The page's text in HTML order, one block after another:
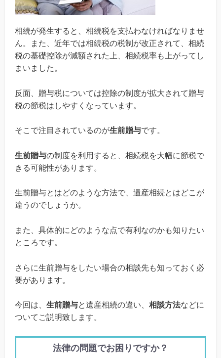
相続が発生すると、相続税を支払わなければなりませ
ん。また、近年では相続税の税制が改正されて、相続
税の基礎控除が減額された上、相続税率も上がってし
まいました。
反面、贈与税については控除の制度が拡大されて贈与
税の節税はしやすくなっています。
そこで注目されているのが生前贈与です。
生前贈与の制度を利用すると、相続税を大幅に節税で
きる可能性があります。
生前贈与とはどのような方法で、遺産相続とはどこが
違うのでしょうか。
また、具体的にどのような点で有利なのかも知りたい
ところです。
さらに生前贈与をしたい場合の相談先も知っておく必
要があります。
今回は、 生前贈与と遺産相続の違い、 相談方法などに
ついてご説明致します。
法律の問題でお困りですか？